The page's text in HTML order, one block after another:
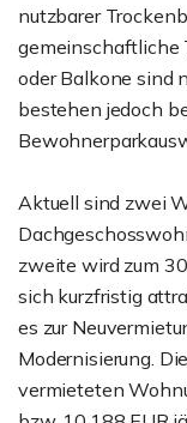
nutzbarer
gemeinschaftliche
oder Balkone sind
bestehen jedoch
Aktuell sind zwei
zweite wird zum
sich kurzfristig
es zur
Modernisierung.
vermieteten